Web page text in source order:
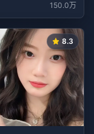
150.0万
8.3